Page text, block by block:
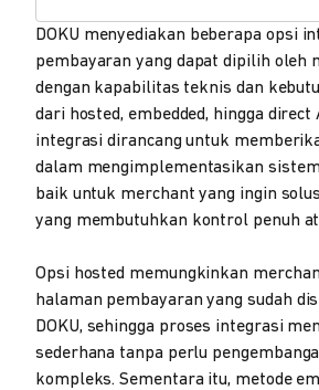
DOKU menyediakan beberapa opsi
pembayaran yang dapat dipilih oleh
dengan kapabilitas teknis dan
dari hosted, embedded, hingga direct
integrasi dirancang untuk
dalam mengimplementasikan
baik untuk merchant yang ingin
yang membutuhkan kontrol penuh
Opsi hosted memungkinkan
halaman pembayaran yang sudah
DOKU, sehingga proses integrasi
sederhana tanpa perlu
kompleks. Sementara itu, metode